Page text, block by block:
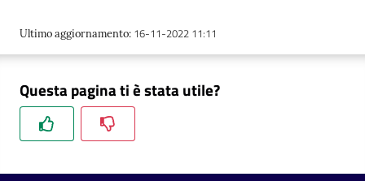
Novità
C
Ultimo aggiornamento: 16-11-2022 11:11
Questa pagina ti è stata utile?